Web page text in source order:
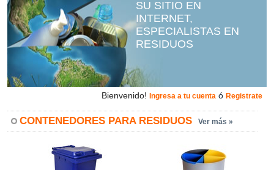
SU SITIO EN
INTERNET,
ESPECIALISTAS EN
RESIDUOS
Bienvenido! Ingresa a tu cuenta ó Registrate
CONTENEDORES PARA RESIDUOS Ver más »